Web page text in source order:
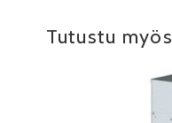
Tutustu myös